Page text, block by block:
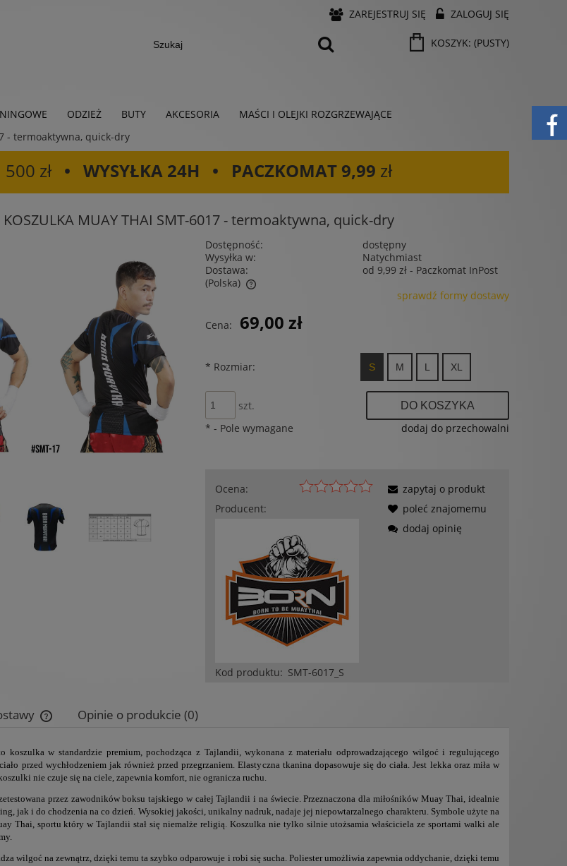
ZAREJESTRUJ SIĘ ZALOGUJ SIĘ
KOSZYK: (PUSTY)
ODZIEŻ BUTY AKCESORIA
MAŚCI I OLEJKI ROZGRZEWAJĄCE
- termoaktywna, quick-dry
zł• WYSYŁKA 24H • PACZKOMAT 9,99 zł
KOSZULKA MUAY THAI SMT-6017 - termoaktywna, quick-dry
Dostępność:
dostępny
Wysyłka w:
Natychmiast
Dostawa:
od 9,99 zł - Paczkomat InPost
(Polska)
Cena nie zawiera ewentualnych kosztów
płatności
sprawdź formy dostawy
Cena: 69,00 zł
* Rozmiar: S M L XL
szt. DO KOSZYKA
dodaj do przechowalni
* - Pole wymagane
Ocena:
Producent:
Kod produktu: SMT-6017_S
zapytaj o produkt
poleć znajomemu
dodaj opinię
Cena nie zawiera ewentualnych kosztów
płatności
Opinie o produkcie (0)
koszulka w standardzie premium, pochodząca z Tajlandii, wykonana z materiału odprowadzającego wilgoć i regulującego
przed wychłodzeniem jak również przed przegrzaniem. Elastyczna tkanina dopasowuje się do ciała. Jest lekka oraz miła w
nie czuje się na ciele, zapewnia komfort, nie ogranicza ruchu.
przez zawodników boksu tajskiego w całej Tajlandii i na świecie. Przeznaczona dla miłośników Muay Thai, idealnie
jak i do chodzenia na co dzień. Wysokiej jakości, unikalny nadruk, nadaje jej niepowtarzalnego charakteru. Symbole użyte na
Thai, sportu który w Tajlandii stał się niemalże religią. Koszulka nie tylko silnie utożsamia właściciela ze sportami walki ale
wilgoć na zewnątrz, dzięki temu ta szybko odparowuje i robi się sucha. Poliester umożliwia zapewnia oddychanie, dzięki temu